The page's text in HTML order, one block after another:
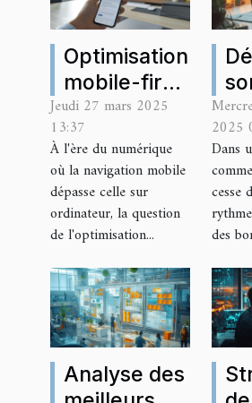
Optimisation
mobile-first
pour les
sites
d’entreprise
Les clés
d’un site
performant
sur
smartphone
Jeudi 27 mars 2025
13:37
À l'ère du numérique
où la navigation mobile
dépasse celle sur
ordinateur, la question
de l'optimisation...
en
2025
Dans
cesse
des
Analyse des